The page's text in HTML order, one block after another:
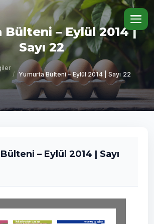
Bülteni – Eylül 2014 |
Sayı 22
/ Yumurta Bülteni – Eylül 2014 | Sayı 22
– Eylül 2014 | Sayı